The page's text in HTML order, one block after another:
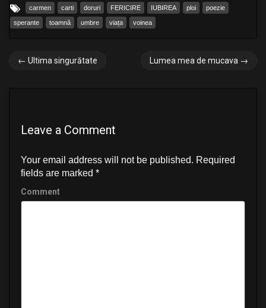
carmen carti doruri FERICIRE IUBIREA ploi poezie
sperante toamnă umbre viața voinea
P
← Ultima singurătate Lumea mea de mucava →
Leave a Comment
Your email address will not be published. Required
fields are marked *
Comment